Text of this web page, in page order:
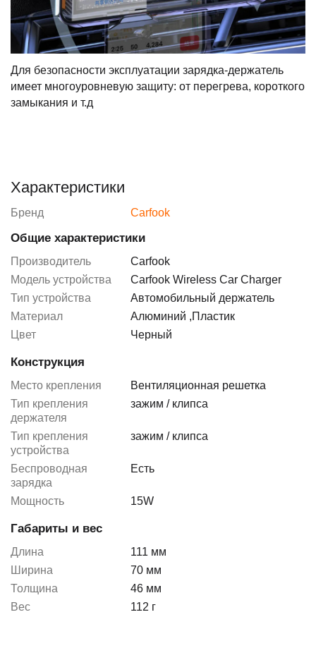
Для безопасности эксплуатации зарядка-держатель
имеет многоуровневую защиту: от перегрева, короткого
замыкания и т.д
Характеристики
Бренд Carfook
Общие характеристики
Производитель
Carfook
Модель устройства
Carfook Wireless Car Charger
Тип устройства
Автомобильный держатель
Материал
Алюминий ,Пластик
Цвет
Черный
Конструкция
Место крепления
Вентиляционная решетка
Тип крепления
держателя
зажим / клипса
Тип крепления
устройства
зажим / клипса
Беспроводная
зарядка
Есть
Мощность 15W
Габариты и вес
Длина
111 мм
Ширина
70 мм
Толщина
46 мм
Вес
112 г